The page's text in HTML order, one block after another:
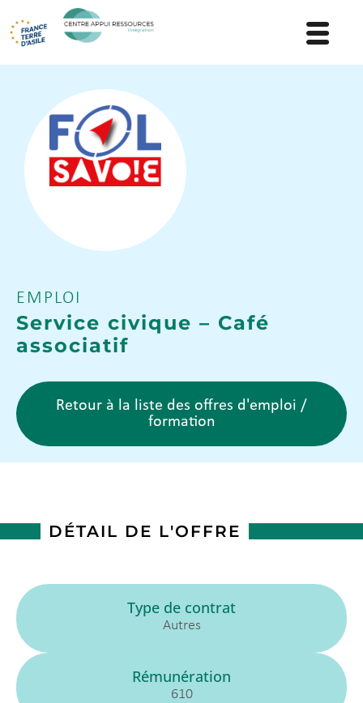
EMPLOI
Service civique – Café
associatif
Retour à la liste des offres d'emploi /
formation
DÉTAIL DE L'OFFRE
Type de contrat
Autres
Rémunération
610